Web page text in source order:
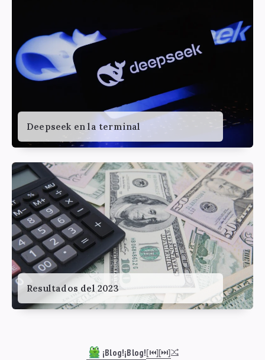
Deepseek en la terminal
Resultados del 2023
¡Blog!¡Blog![⏮︎][⏭︎]